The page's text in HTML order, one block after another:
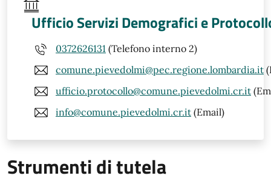
Ufficio Servizi Demografici e
0372626131 (Telefono interno 2)
comune.pievedolmi@pec.regione.lombardia.it
ufficio.protocollo@comune.pievedolmi.cr.it
info@comune.pievedolmi.cr.it (Email)
Strumenti di tutela